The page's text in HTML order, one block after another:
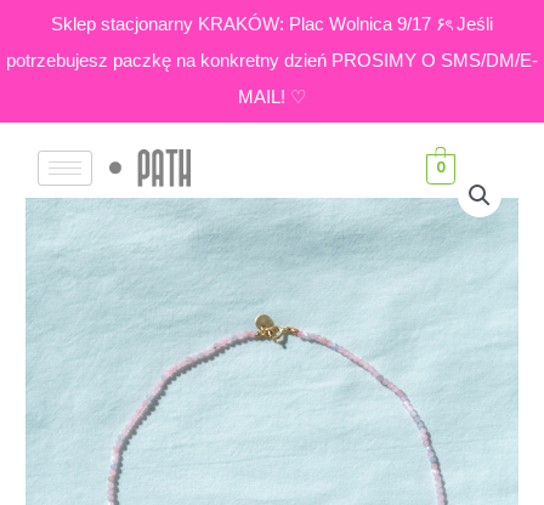
Sklep stacjonarny KRAKÓW: Plac Wolnica 9/17 ۶ৎ Jeśli
potrzebujesz paczkę na konkretny dzień PROSIMY O SMS/DM/E-
MAIL! ♡
content
0
cen:
od
119,00 zł
189,00 zł
ilość
Morganit
Naszyjnik
cały
z
kamieni